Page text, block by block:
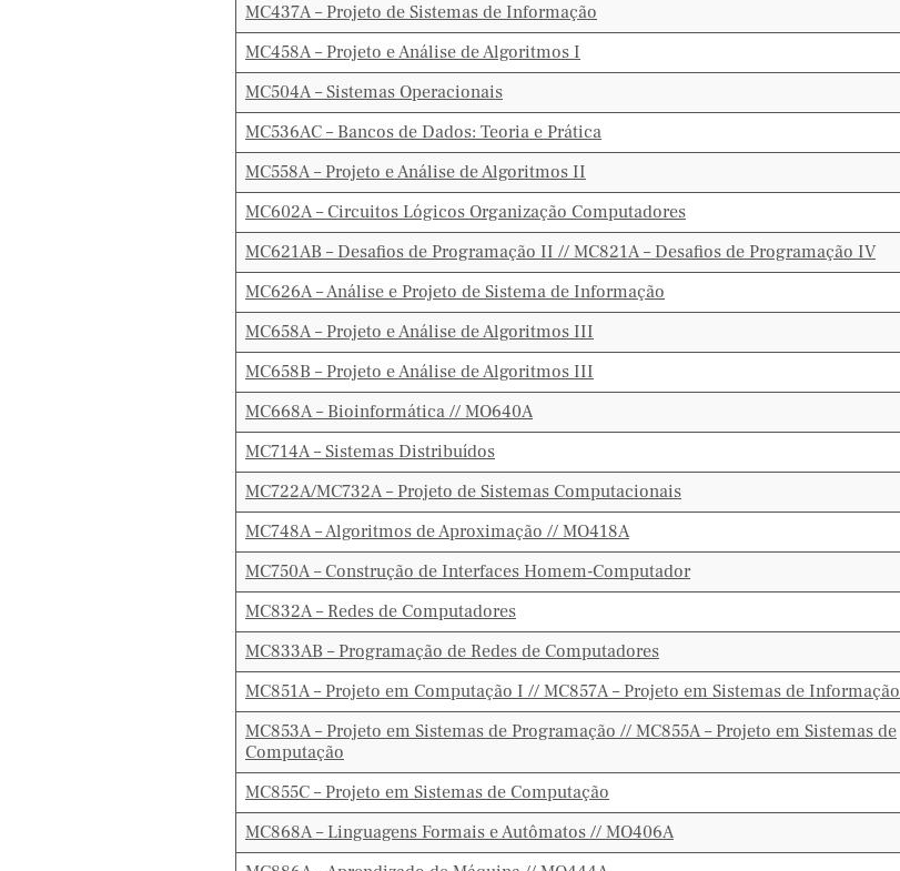
MC437A – Projeto de Sistemas de Informação
MC458A – Projeto e Análise de Algoritmos I
MC504A – Sistemas Operacionais
MC536AC – Bancos de Dados: Teoria e Prática
MC558A – Projeto e Análise de Algoritmos II
MC602A – Circuitos Lógicos Organização Computadores
MC621AB – Desafios de Programação II // MC821A – Desafios de Programação IV
MC626A – Análise e Projeto de Sistema de Informação
MC658A – Projeto e Análise de Algoritmos III
MC658B – Projeto e Análise de Algoritmos III
MC668A – Bioinformática // MO640A
MC714A – Sistemas Distribuídos
MC722A/MC732A – Projeto de Sistemas Computacionais
MC748A – Algoritmos de Aproximação // MO418A
MC750A – Construção de Interfaces Homem-Computador
MC832A – Redes de Computadores
MC833AB – Programação de Redes de Computadores
MC851A – Projeto em Computação I // MC857A – Projeto em Sistemas de Informação
MC853A – Projeto em Sistemas de Programação // MC855A – Projeto em Sistemas de
Computação
MC855C – Projeto em Sistemas de Computação
MC868A – Linguagens Formais e Autômatos // MO406A